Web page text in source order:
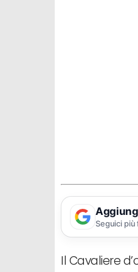
Seguici
Il Cavaliere